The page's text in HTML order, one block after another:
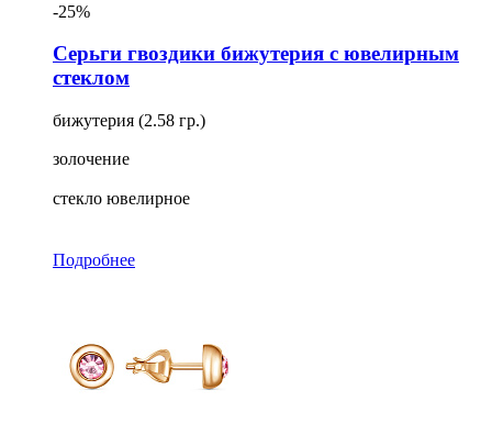
-25%
Серьги гвоздики бижутерия с ювелирным
стеклом
бижутерия (2.58 гр.)
золочение
стекло ювелирное
Подробнее